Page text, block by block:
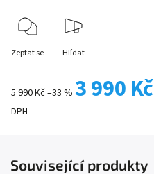
5 990 Kč–33 % 3 990 Kč
DPH
Zeptat se Hlídat
Související produkty